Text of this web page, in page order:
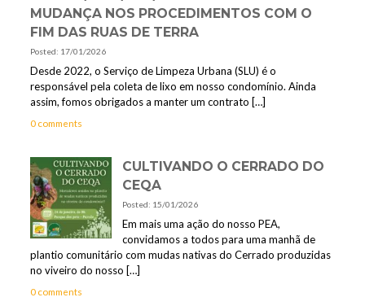
MUDANÇA NOS PROCEDIMENTOS COM O
FIM DAS RUAS DE TERRA
Posted: 17/01/2026
Desde 2022, o Serviço de Limpeza Urbana (SLU) é o
responsável pela coleta de lixo em nosso condomínio. Ainda
assim, fomos obrigados a manter um contrato […]
0 comments
CULTIVANDO O CERRADO DO
CEQA
Posted: 15/01/2026
Em mais uma ação do nosso PEA,
convidamos a todos para uma manhã de
plantio comunitário com mudas nativas do Cerrado produzidas
no viveiro do nosso […]
0 comments